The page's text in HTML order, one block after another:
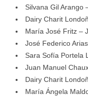
Silvana Gil Arango
Dairy Charit
María José Fritz –
José Federico
Sara Sofía Portela
Juan Manuel
Dairy Charit
María Ángela